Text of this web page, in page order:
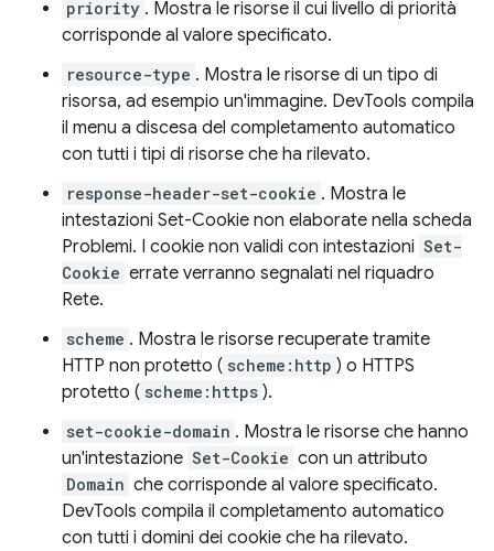
priority . Mostra le risorse il cui livello di priorità
corrisponde al valore specificato.
resource-type . Mostra le risorse di un tipo di
risorsa, ad esempio un'immagine. DevTools compila
il menu a discesa del completamento automatico
con tutti i tipi di risorse che ha rilevato.
response-header-set-cookie . Mostra le
intestazioni Set-Cookie non elaborate nella scheda
Problemi. I cookie non validi con intestazioni Set-
Cookie errate verranno segnalati nel riquadro
Rete.
scheme . Mostra le risorse recuperate tramite
HTTP non protetto ( scheme:http ) o HTTPS
protetto ( scheme:https ).
set-cookie-domain . Mostra le risorse che hanno
un'intestazione Set-Cookie con un attributo
Domain che corrisponde al valore specificato.
DevTools compila il completamento automatico
con tutti i domini dei cookie che ha rilevato.